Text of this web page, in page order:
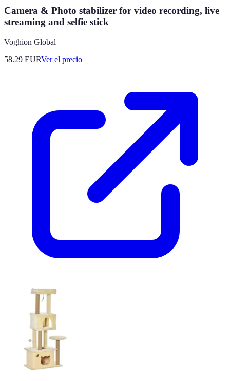
Camera & Photo stabilizer for video recording, live
streaming and selfie stick
Voghion Global
58.29 EURVer el precio